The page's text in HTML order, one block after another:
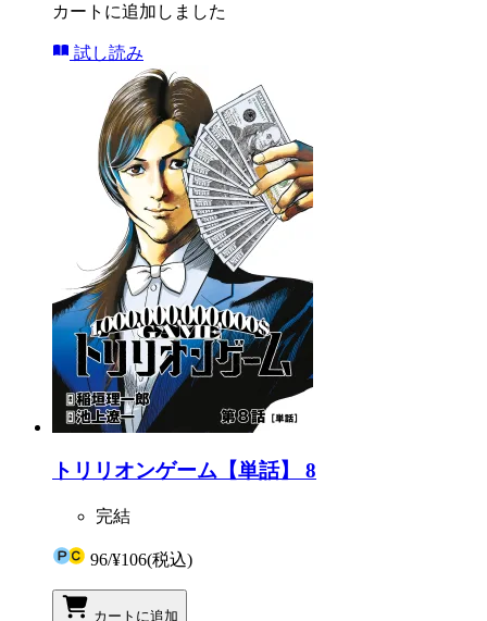
カートに追加しました
試し読み
トリリオンゲーム【単話】 8
完結
96/¥106(税込)
カートに追加